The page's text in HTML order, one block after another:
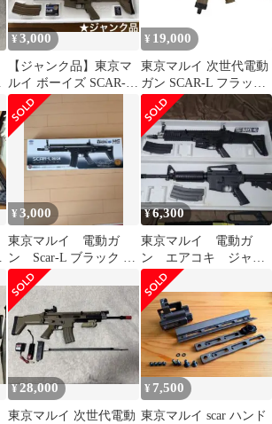
¥3,000
【ジャンク品】東京マ
ルイ ボーイズ SCAR-L
CQC フラットダークア
ース
¥ 19,000
東京マルイ 次世代電動
ガン SCAR-L フラット
ダークアース CQC 破損
あり
¥3,000
東京マルイ 電動ガ
ン Scar-L ブラック 10
禁 ジャンク
¥6,300
東京マルイ 電動ガ
ン エアコキ ジャン
ク
¥28,000
東京マルイ 次世代電動
¥ 7,500
東京マルイ scar ハンド